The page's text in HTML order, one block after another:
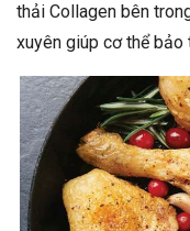
thải Collagen bên
xuyên giúp cơ thể